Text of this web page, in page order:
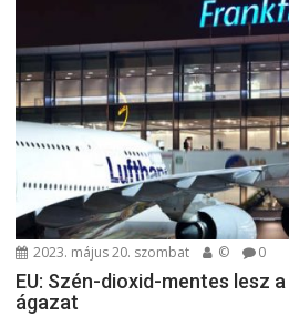
2023. május 20. szombat © 0
EU: Szén-dioxid-mentes lesz
ágazat